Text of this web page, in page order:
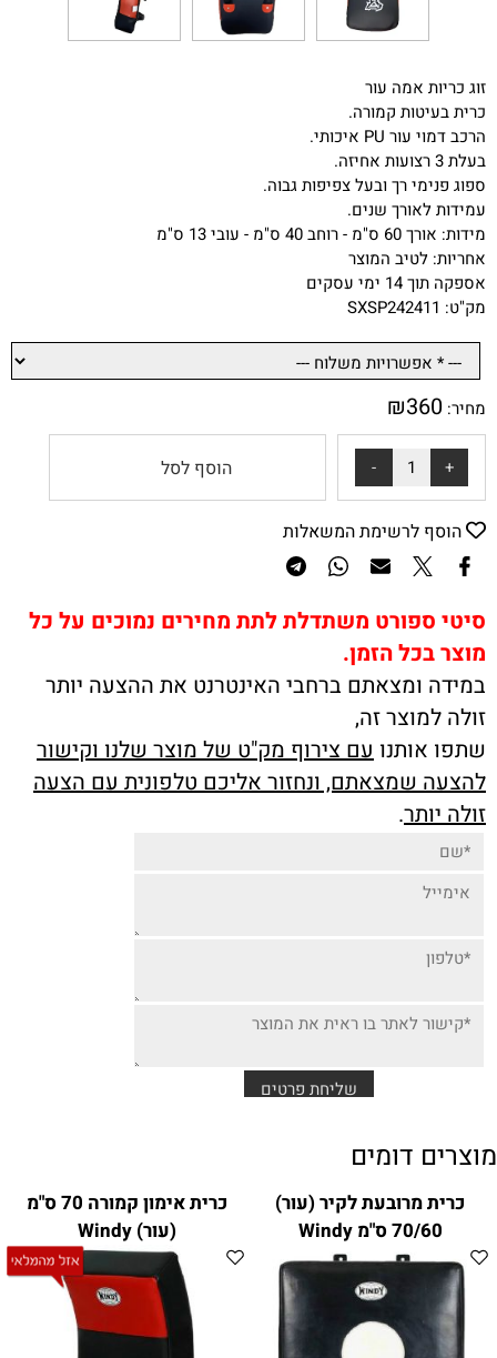
זוג כריות אמה עור
כרית בעיטות קמורה.
הרכב דמוי עור PU איכותי.
בעלת 3 רצועות אחיזה.
ספוג פנימי רך ובעל צפיפות גבוה.
עמידות לאורך שנים.
מידות: אורך 60 ס"מ - רוחב 40 ס"מ - עובי 13 ס"מ
אחריות: לטיב המוצר
אספקה תוך 14 ימי עסקים
מק"ט: SXSP242411
מחיר: ₪360
הוסף לסל
הוסף לרשימת המשאלות
סיטי ספורט משתדלת לתת מחירים נמוכים על כל
מוצר בכל הזמן.
במידה ומצאתם ברחבי האינטרנט את ההצעה יותר
זולה למוצר זה,
שתפו אותנו עם צירוף מק"ט של מוצר שלנו וקישור
להצעה שמצאתם, ונחזור אליכם טלפונית עם הצעה
זולה יותר.
מוצרים דומים
כרית מרובעת לקיר (עור)
70/60 ס"מ Windy
כרית אימון קמורה 70 ס"מ
(עור) Windy